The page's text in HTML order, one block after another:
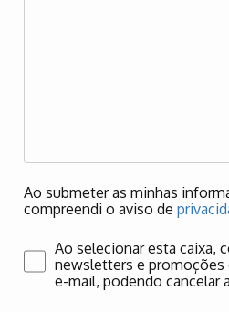
Ao submeter as minhas
compreendi o aviso de
Ao selecionar esta caixa,
newsletters e promoções
e-mail, podendo cancelar